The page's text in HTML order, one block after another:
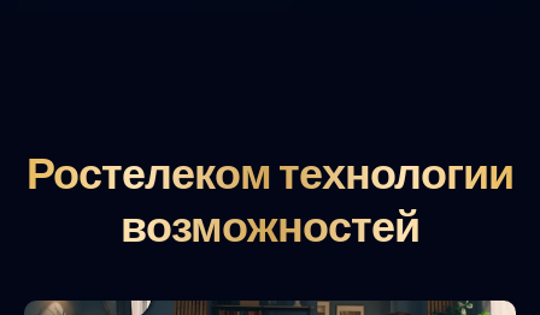
Ростелеком технологии
возможностей